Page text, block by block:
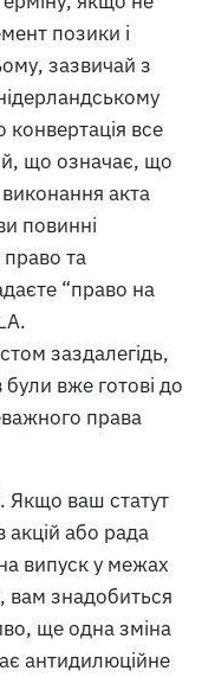
позики і
зазвичай з
конвертація все
що означає, що
акта
повинні
та
“право на
заздалегідь,
були вже готові до
права
Якщо ваш статут
акцій або рада
випуск у межах
вам знадобиться
ще одна зміна
антидилюційне